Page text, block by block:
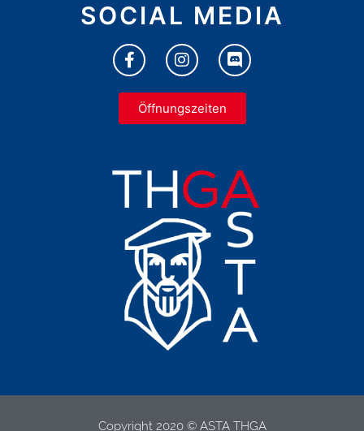
SOCIAL MEDIA
Öffnungszeiten
Copyright 2020 © ASTA THGA